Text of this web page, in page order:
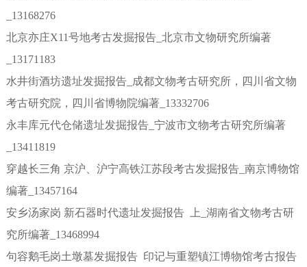
_13168276
北京亦庄X11号地考古发掘报告_北京市文物研究所编著
_13171183
水井街酒坊遗址发掘报告_成都文物考古研究所，四川省文物
考古研究院，四川省博物院编著_13332706
永丰库元代仓储遗址发掘报告_宁波市文物考古研究所编著
_13411819
穿越长三角 京沪、沪宁高铁江苏段考古发掘报告_南京博物馆
编著_13457164
安乡汤家岗 新石器时代遗址发掘报告 上_湖南省文物考古研
究所编著_13468994
句容鹅毛岗土墩墓发掘报告 印记与重塑镇江博物馆考古报告